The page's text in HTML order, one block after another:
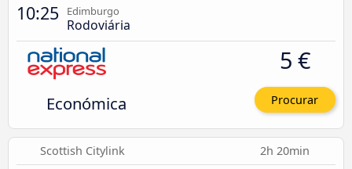
10:25 Edimburgo
Rodoviária
Económica
5 €
Procurar
Scottish Citylink 2h 20min